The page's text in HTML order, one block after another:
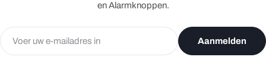
en Alarmknoppen.
E-
mail
Aanmelden